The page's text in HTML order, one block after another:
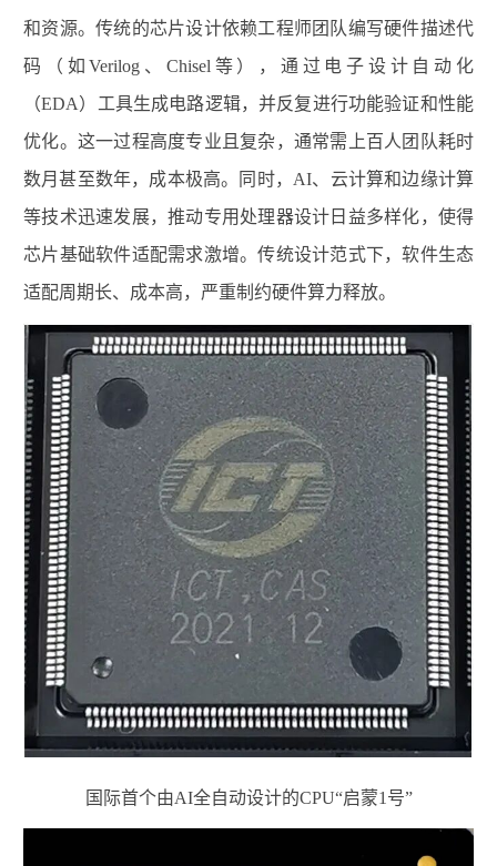
和资源。传统的芯片设计依赖工程师团队编写硬件描述代
码（如Verilog、Chisel等），通过电子设计自动化
（EDA）工具生成电路逻辑，并反复进行功能验证和性能
优化。这一过程高度专业且复杂，通常需上百人团队耗时
数月甚至数年，成本极高。同时，AI、云计算和边缘计算
等技术迅速发展，推动专用处理器设计日益多样化，使得
芯片基础软件适配需求激增。传统设计范式下，软件生态
适配周期长、成本高，严重制约硬件算力释放。
国际首个由AI全自动设计的CPU“启蒙1号”